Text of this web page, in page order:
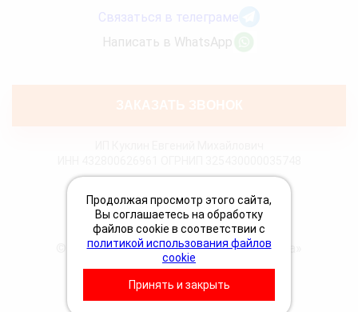
Политика Cookies
Пользовательское соглашение
© 2026 «Грузовая техпомощь 24 Вольта»
Связаться в телеграме
Написать в WhatsApp
ЗАКАЗАТЬ ЗВОНОК
Продолжая просмотр этого сайта,
Вы соглашаетесь на обработку
файлов cookie в соответствии с
политикой использования файлов
cookie
Принять и закрыть